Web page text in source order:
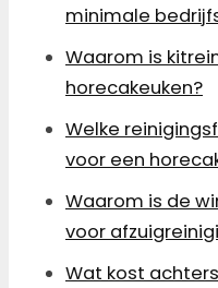
minimale
Waarom is
horecakeuken?
Welke
voor een
Waarom is de
voor
Wat kost